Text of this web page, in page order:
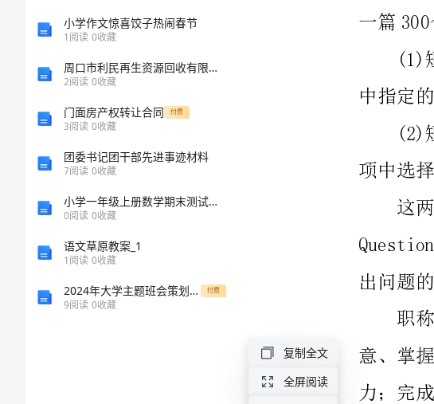
小学作文惊喜饺子热闹春节
1阅读 0收藏
周口市利民再生资源回收有限责任公司介绍企业发展分析报告
2阅读 0收藏
门面房产权转让合同 付费
3阅读 0收藏
团委书记团干部先进事迹材料
7阅读 0收藏
小学一年级上册数学期末测试卷及参考答案【研优卷】
0阅读 0收藏
语文草原教案_1
1阅读 0收藏
2024年大学主题班会策划方案 付费
9阅读 0收藏
复制全文
全屏阅读